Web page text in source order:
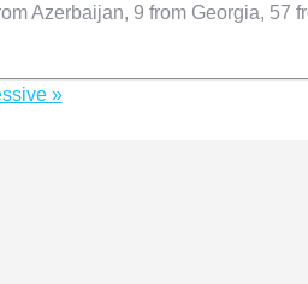
Azerbaijan, 9 from Georgia, 57
»